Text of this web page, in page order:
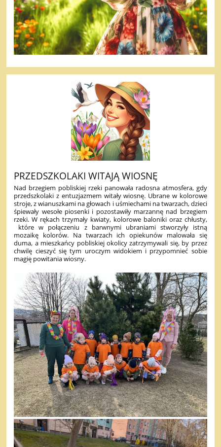
PRZEDSZKOLAKI WITAJĄ WIOSNĘ
Nad brzegiem pobliskiej rzeki panowała radosna atmosfera, gdy
przedszkolaki z entuzjazmem witały wiosnę. Ubrane w kolorowe
stroje, z wianuszkami na głowach i uśmiechami na twarzach, dzieci
śpiewały wesołe piosenki i pozostawiły marzannę nad brzegiem
rzeki. W rękach trzymały kwiaty, kolorowe baloniki oraz chłusty,
które w połączeniu z barwnymi ubraniami stworzyły istną
mozaikę kolorów. Na twarzach ich opiekunów malowała się
duma, a mieszkańcy pobliskiej okolicy zatrzymywali się, by przez
chwilę cieszyć się tym uroczym widokiem i przypomnieć sobie
magię powitania wiosny.